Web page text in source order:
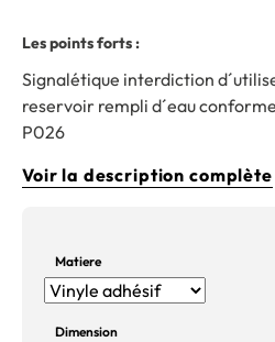
Les points forts :
Signalétique interdiction
reservoir rempli d´eau
P026
Voir la description complète
Matiere
Dimension